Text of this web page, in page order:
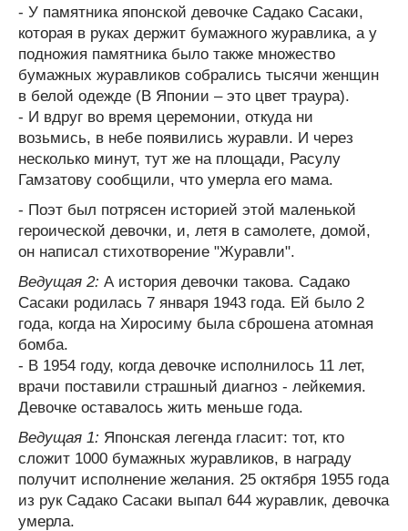
- У памятника японской девочке Садако Сасаки,
которая в руках держит бумажного журавлика, а у
подножия памятника было также множество
бумажных журавликов собрались тысячи женщин
в белой одежде (В Японии – это цвет траура).
- И вдруг во время церемонии, откуда ни
возьмись, в небе появились журавли. И через
несколько минут, тут же на площади, Расулу
Гамзатову сообщили, что умерла его мама.
- Поэт был потрясен историей этой маленькой
героической девочки, и, летя в самолете, домой,
он написал стихотворение "Журавли".
Ведущая 2: А история девочки такова. Садако
Сасаки родилась 7 января 1943 года. Ей было 2
года, когда на Хиросиму была сброшена атомная
бомба.
- В 1954 году, когда девочке исполнилось 11 лет,
врачи поставили страшный диагноз - лейкемия.
Девочке оставалось жить меньше года.
Ведущая 1: Японская легенда гласит: тот, кто
сложит 1000 бумажных журавликов, в награду
получит исполнение желания. 25 октября 1955 года
из рук Садако Сасаки выпал 644 журавлик, девочка
умерла.